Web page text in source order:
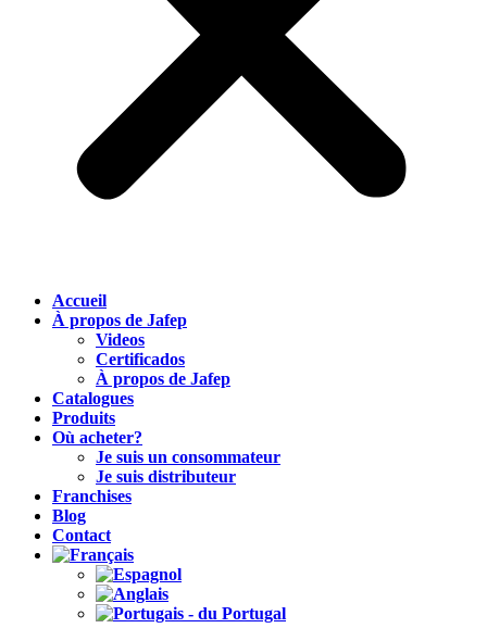
Accueil
À propos de Jafep
Videos
Certificados
À propos de Jafep
Catalogues
Produits
Où acheter?
Je suis un consommateur
Je suis distributeur
Franchises
Blog
Contact